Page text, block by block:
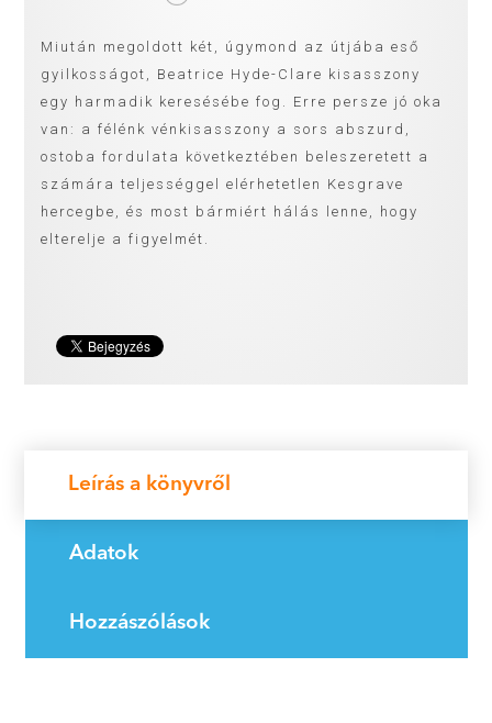
Miután megoldott két, úgymond az útjába eső
gyilkosságot, Beatrice Hyde-Clare kisasszony
egy harmadik keresésébe fog. Erre persze jó oka
van: a félénk vénkisasszony a sors abszurd,
ostoba fordulata következtében beleszeretett a
számára teljességgel elérhetetlen Kesgrave
hercegbe, és most bármiért hálás lenne, hogy
elterelje a figyelmét.
Leírás a könyvről
Adatok
Hozzászólások